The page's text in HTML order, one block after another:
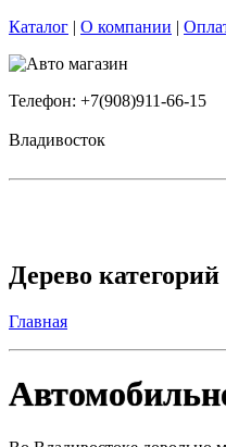
Каталог | О компании |
Телефон: +7(908)911-66-15
Владивосток
Дерево категорий
Главная